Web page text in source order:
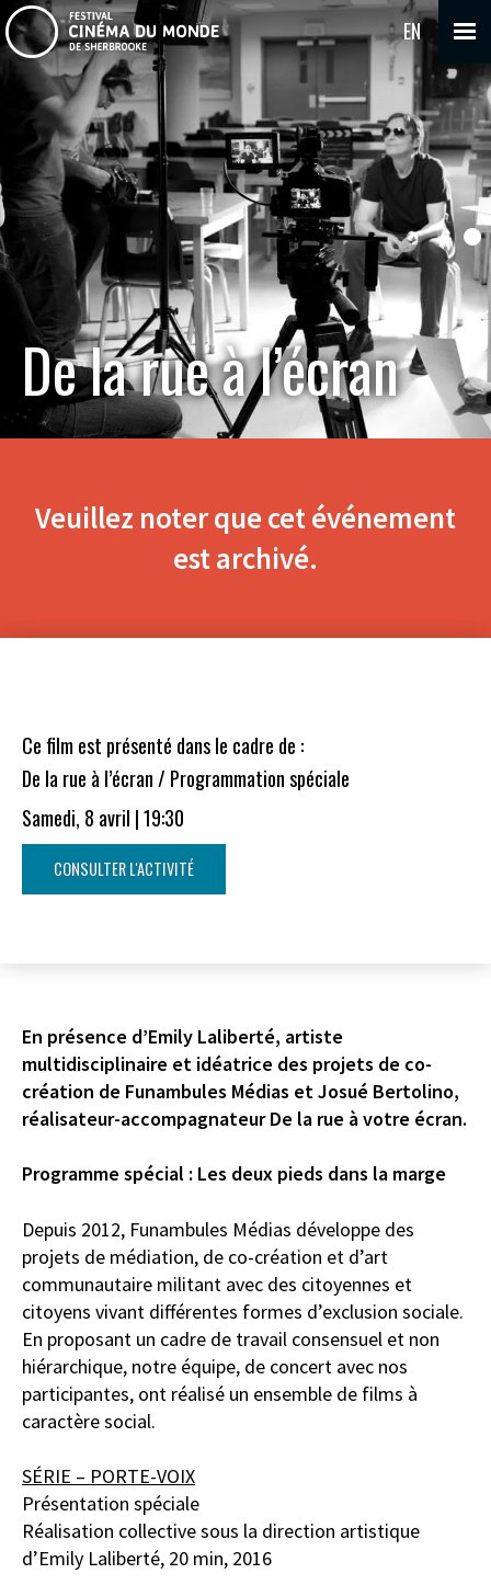
EN
De la rue à l’écran
Veuillez noter que cet événement
est archivé.
Ce film est présenté dans le cadre de :
De la rue à l’écran / Programmation spéciale
Samedi, 8 avril | 19:30
CONSULTER L'ACTIVITÉ
En présence d’Emily Laliberté, artiste
multidisciplinaire et idéatrice des projets de co-
création de Funambules Médias et Josué Bertolino,
réalisateur-accompagnateur De la rue à votre écran.
Programme spécial : Les deux pieds dans la marge
Depuis 2012, Funambules Médias développe des
projets de médiation, de co-création et d’art
communautaire militant avec des citoyennes et
citoyens vivant différentes formes d’exclusion sociale.
En proposant un cadre de travail consensuel et non
hiérarchique, notre équipe, de concert avec nos
participantes, ont réalisé un ensemble de films à
caractère social.
SÉRIE – PORTE-VOIX
Présentation spéciale
Réalisation collective sous la direction artistique
d’Emily Laliberté, 20 min, 2016